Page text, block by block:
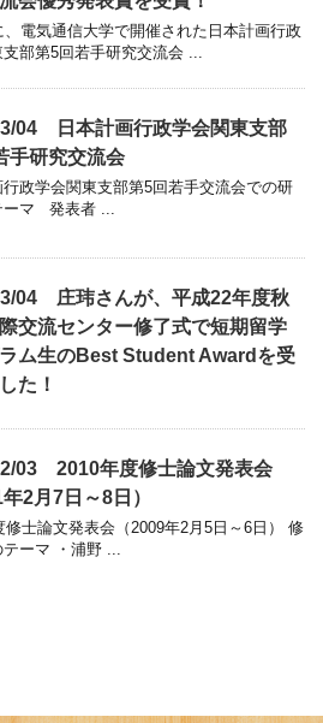
、電気通信大学で開催された日本計画行政
部第5回若手研究交流会 ...
04 日本計画行政学会関東支部
手研究交流会
行政学会関東支部第5回若手交流会での研
ーマ 発表者 ...
04 庄玮さんが、平成22年度秋
交流センター修了式で短期留学
ム生のBest Student Awardを受
た！
03 2010年度修士論文発表会
年2月7日～8日）
修士論文発表会（2009年2月5日～6日） 修
テーマ ・浦野 ...